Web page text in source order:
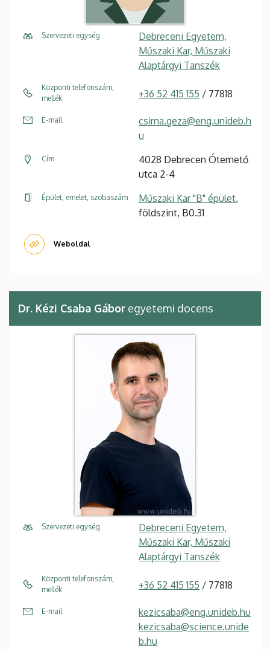
Szervezeti egység
Debreceni Egyetem,
Műszaki Kar, Műszaki
Alaptárgyi Tanszék
Központi telefonszám,
mellék
+36 52 415 155 / 77818
E-mail
csima.geza@eng.unideb.h
u
Cím
4028 Debrecen Ótemető
utca 2-4
Épület, emelet, szobaszám Műszaki Kar "B" épület,
földszint, B0.31
Weboldal
Dr. Kézi Csaba Gábor egyetemi docens
Szervezeti egység
Debreceni Egyetem,
Műszaki Kar, Műszaki
Alaptárgyi Tanszék
Központi telefonszám,
mellék
+36 52 415 155 / 77818
E-mail
kezicsaba@eng.unideb.hu
kezicsaba@science.unide
b.hu